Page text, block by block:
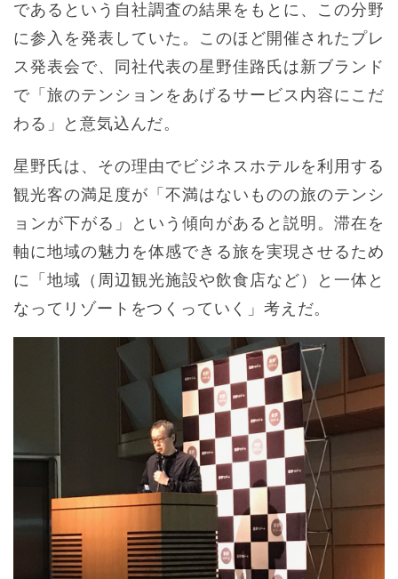
であるという自社調査の結果をもとに、この分野
に参入を発表していた。このほど開催されたプレ
ス発表会で、同社代表の星野佳路氏は新ブランド
で「旅のテンションをあげるサービス内容にこだ
わる」と意気込んだ。
星野氏は、その理由でビジネスホテルを利用する
観光客の満足度が「不満はないものの旅のテンシ
ョンが下がる」という傾向があると説明。滞在を
軸に地域の魅力を体感できる旅を実現させるため
に「地域（周辺観光施設や飲食店など）と一体と
なってリゾートをつくっていく」考えだ。